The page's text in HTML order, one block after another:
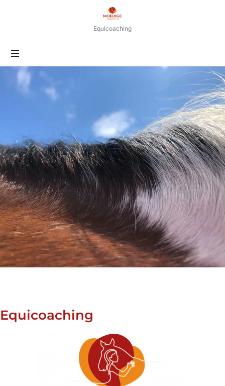
moedigemanen.be
Equicoaching
Equicoaching